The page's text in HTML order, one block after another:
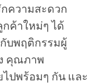
ความสะดวก
ค้าใหม่ๆ ได้
บพฤติกรรมผู้
คุณภาพ
ปพร้อมๆ กัน และ